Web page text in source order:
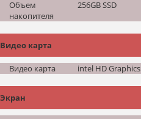
Объем
накопителя
256GB SSD
Видео карта
Видео карта intel HD Graphics
Экран